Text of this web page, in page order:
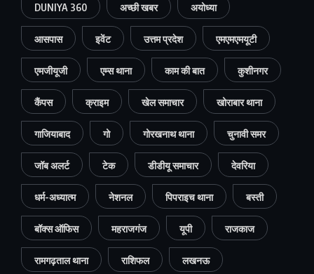
DUNIYA 360 अच्छी खबर अयोध्या
आसपास इवेंट उत्तम प्रदेश एमएमएमयूटी
एमजीयूजी एम्स थाना काम की बात कुशीनगर
कैंपस क्राइम खेल समाचार खोराबार थाना
गाजियाबाद गो गोरखनाथ थाना चुनावी समर
जॉब अलर्ट टेक डीडीयू समाचार देवरिया
धर्म-अध्यात्म नेशनल पिपराइच थाना बस्ती
बॉक्स ऑफिस महराजगंज यूपी राजकाज
रामगढ़ताल थाना राशिफल लखनऊ